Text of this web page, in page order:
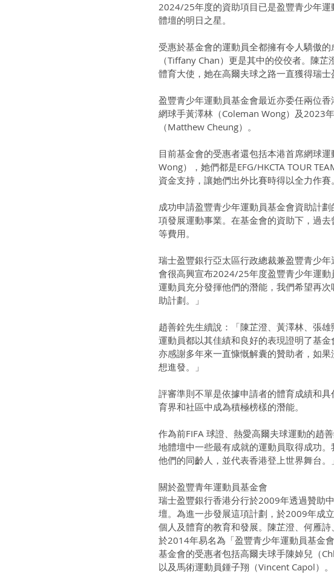
2024/25年度的資助項目已是盈豐青少年
體壇的明日之星。
受惠於基金會的運動員全都擁有令人驕傲
（Tiffany Chan）更是其中的佼佼者。陳
體育大使，她在高爾夫球之路一直獲得瑞士
盈豐青少年運動員基金會最近亦委任兩位
網球手黃澤林（Coleman Wong）及2023
（Matthew Cheung）。
目前基金會的受惠者還包括本港首席網球
Wong），她們都是EFG/HKCTA TOUR
資金支持，讓她們出外比賽時得以全力作賽。
成功申請盈豐青少年運動員基金會資助計
項發展運動事業。在基金會的資助下，過
等費用。
瑞士盈豐銀行亞太區行政總裁兼盈豐青少
會很高興宣布2024/25年度盈豐青少年運
運動員充分發揮他們的潛能，我們希望再
助計劃。」
趙善銓先生續說：「陳芷澄、黃澤林、張
運動員都以其佳績和良好的表現證明了基
亦感謝多年來一直慷慨解囊的贊助者，如
想進發。」
評審準則不單是依據申請者的體育成績和
育界和社區中成為積極榜樣的潛能。
作為前FIFA 球證、熱愛高爾夫球運動的趙
地體壇中一些最有成就的運動員取得成功
他們的同齡人，並代表香港登上世界舞台。」
關於盈豐青年運動員基金會
瑞士盈豐銀行香港分行於2009年透過贊助
壇。為進一步發展這項計劃，於2009年成
個人及體育的教育和發展。陳芷澄、何雁
於2014年易名為「盈豐青少年運動員基金
基金會的受惠者包括高爾夫球手陳婥兒（
以及馬術運動員鍾子翔（Vincent Capol）。